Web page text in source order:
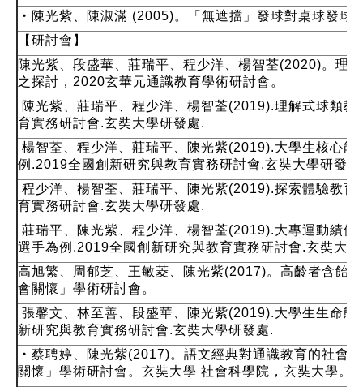
‧陳光紫、陳淑滿 (2005)。「無遮擋」發球對桌球發球
【 研討會 】
陳光紫、段盛華、莊瑞平、程少洋、楊智荃(2020)。理
之探討，2020玄華元通識教育學術研討會。
陳光紫、莊瑞平、程少洋、楊智荃(2019).理解式球類
育實務研討會.玄奘大學研發處.
楊智荃、程少洋、莊瑞平、陳光紫(2019).大學生核心
例.2019全國創新研究與教育實務研討會.玄奘大學研發
程少洋、楊智荃、莊瑞平、陳光紫(2019).探索體驗教
育實務研討會.玄奘大學研發處.
莊瑞平、陳光紫、程少洋、楊智荃(2019).大專運動績
選手為例.2019全國創新研究與教育實務研討會.玄奘大
高旭繁、周郁芝、王敏菱、陳光紫(2017)。 高齡者含飴
會關懷」學術研討會。
張馨文、林至善、段盛華、陳光紫(2019).大學生生命
新研究與教育實務研討會.玄奘大學研發處.
‧蔡聘婷、陳光紫(2017)。語文經典對通識教育的社會
關懷」學術研討會。玄奘大學 社會科學院，玄奘大學。